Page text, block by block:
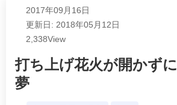
2017年09月16日
更新日: 2018年05月12日
2,338View
打ち上げ花火が開かず
夢